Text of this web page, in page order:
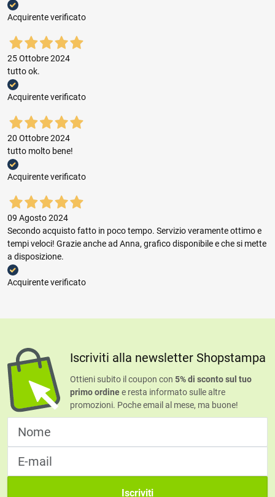
Acquirente verificato
25 Ottobre 2024
tutto ok.
Acquirente verificato
20 Ottobre 2024
tutto molto bene!
Acquirente verificato
09 Agosto 2024
Secondo acquisto fatto in poco tempo. Servizio veramente ottimo e
tempi veloci! Grazie anche ad Anna, grafico disponibile e che si mette
a disposizione.
Acquirente verificato
Iscriviti alla newsletter Shopstampa
Ottieni subito il coupon con 5% di sconto sul tuo
primo ordinee resta informato sulle altre
promozioni. Poche email al mese, ma buone!
Iscriviti